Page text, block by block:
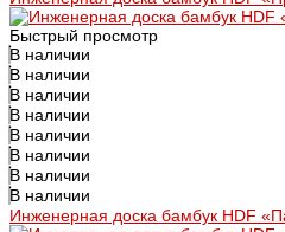
Быстрый просмотр
В наличии
В наличии
В наличии
В наличии
В наличии
В наличии
В наличии
В наличии
Инженерная доска бамбук HDF